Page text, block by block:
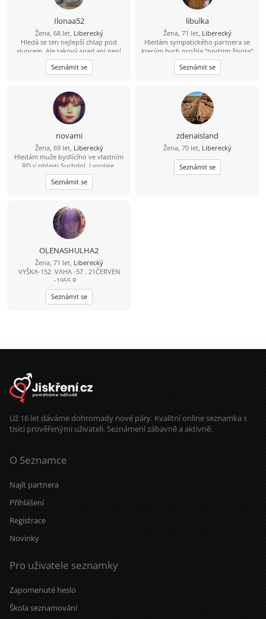
Ilonaa52
Žena, 68 let, Liberecký
Hledá se ten nejlepší chlap pod
sluncem. Ale takový snad ani není
Seznámit se
libulka
Žena, 71 let, Liberecký
Hledám sympatického partnera se
kterým bych prožila "podzim života"
s láskou a v pohodě. Nikdy není
pozdě.
Seznámit se
novami
Žena, 69 let, Liberecký
Hledám muže bydlícího ve vlastním
RD v oblasti Suchdol, Lysolaje,
Horoměřice, Únětice, Roztoky a
blízké okolí, který uvítá mou péči a
bude mi oporou. Jsem 54/70/168 SŠ,
a 37 let) a kocoura (3 roky). Nejsem
materialisticky založená, jen se
toužím na "stará kolena" usadit v
místech, kde jsem prožila dětství.
Těším se na odpověď Mirka
Seznámit se
zdenaisland
Žena, 70 let, Liberecký
Seznámit se
OLENASHULHA2
Žena, 71 let, Liberecký
VYŠKA-152 .VAHA -57 . 21ČERVEN
-1955 R . .
Seznámit se
Už 16 let dáváme dohromady nové páry. Kvalitní online seznamka s
tisíci prověřenými uživateli. Seznámení zábavně a aktivně.
O Seznamce
Najít partnera
Přihlášení
Registrace
Novinky
Pro uživatele seznamky
Zapomenuté heslo
Škola seznamování